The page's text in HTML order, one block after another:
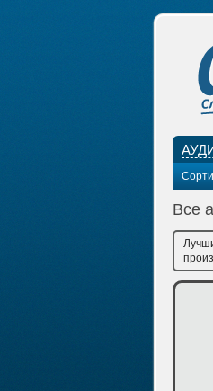
Все